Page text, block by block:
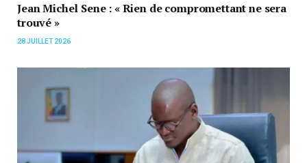
Jean Michel Sene : « Rien de compromettant ne sera
trouvé »
28 JUILLET 2026